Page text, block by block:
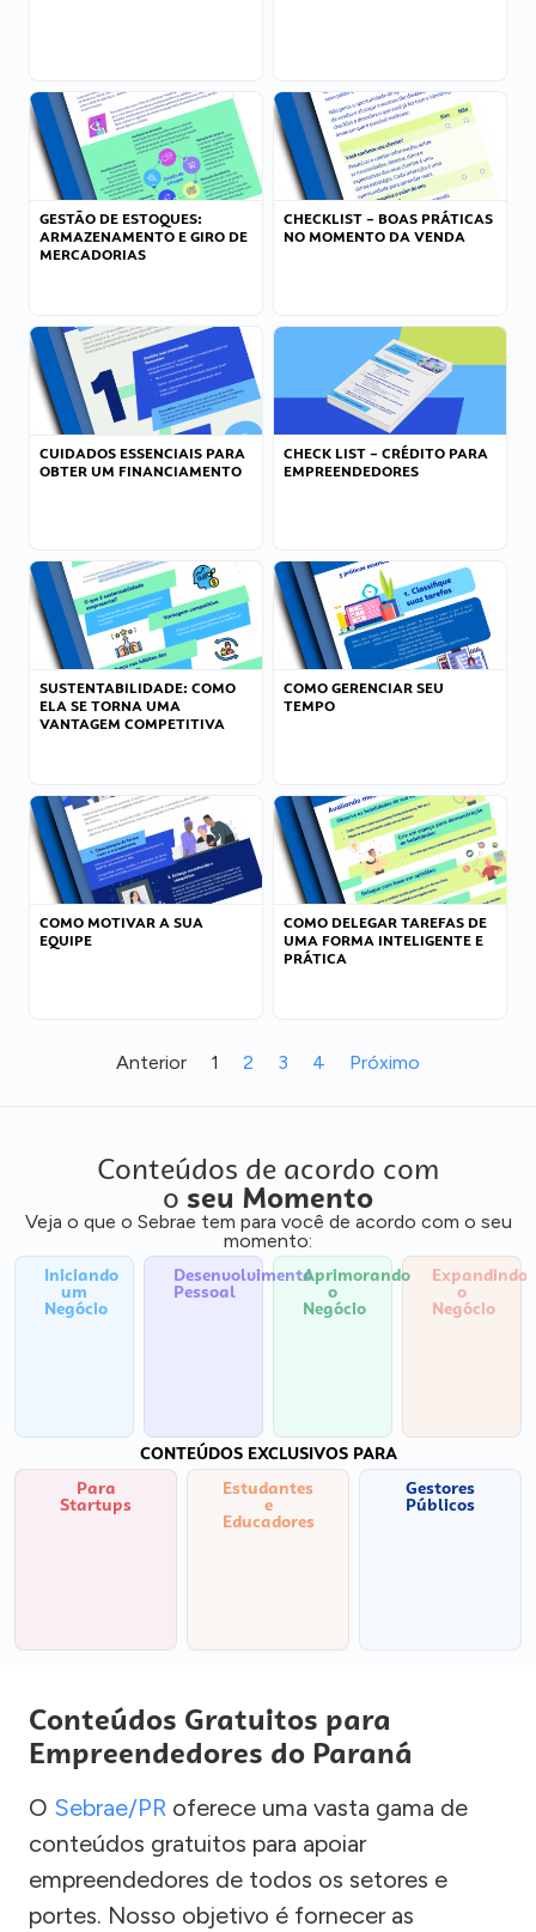
GESTÃO DE ESTOQUES:
ARMAZENAMENTO E GIRO DE
MERCADORIAS
CHECKLIST – BOAS PRÁTICAS
NO MOMENTO DA VENDA
CUIDADOS ESSENCIAIS PARA
OBTER UM FINANCIAMENTO
CHECK LIST – CRÉDITO PARA
EMPREENDEDORES
SUSTENTABILIDADE: COMO
ELA SE TORNA UMA
VANTAGEM COMPETITIVA
COMO GERENCIAR SEU
TEMPO
COMO MOTIVAR A SUA
EQUIPE
COMO DELEGAR TAREFAS DE
UMA FORMA INTELIGENTE E
PRÁTICA
Anterior 1 2 3 4 Próximo
Conteúdos de acordo com
o seu Momento
Veja o que o Sebrae tem para você de acordo com o seu
momento:
Iniciando
um
Negócio
Desenvolvimento
Pessoal
Aprimorando
o
Negócio
Expandindo
o
Negócio
CONTEÚDOS EXCLUSIVOS PARA
Para
Startups
Estudantes
e
Educadores
Gestores
Públicos
Conteúdos Gratuitos para
Empreendedores do Paraná
O Sebrae/PR oferece uma vasta gama de
conteúdos gratuitos para apoiar
empreendedores de todos os setores e
portes. Nosso objetivo é fornecer as